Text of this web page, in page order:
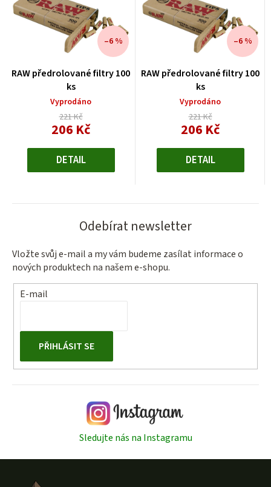
RAW předrolované filtry 100
ks
Vyprodáno
221 Kč
–6 %
206 KčMěrná
DETAIL
RAW předrolované filtry 100
ks
Vyprodáno
221 Kč
–6 %
206 KčMěrná
DETAIL
Odebírat newsletter
Vložte svůj e-mail a my vám budeme zasílat informace o
nových produktech na našem e-shopu.
E-mail
PŘIHLÁSIT SE
Sledujte nás na Instagramu